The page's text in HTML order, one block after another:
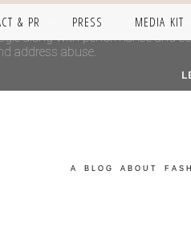
& PR PRESS MEDIA KIT
A BLOG ABOUT
from Google to deliver its
along with performance and
address abuse.